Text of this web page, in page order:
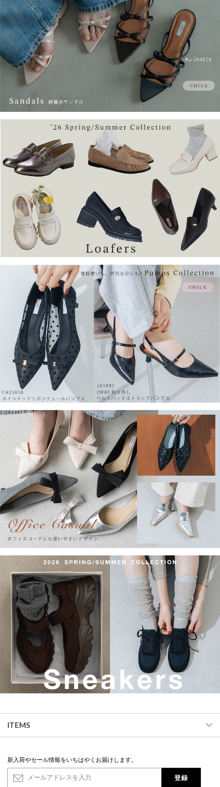
ITEMS
新入荷やセール情報をいちはやくお届けします。
登録